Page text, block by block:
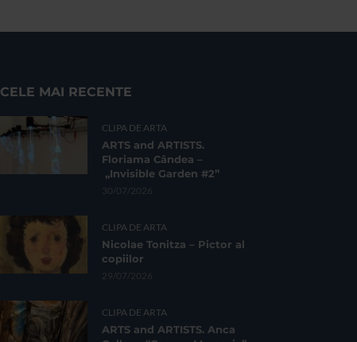
CELE MAI RECENTE
CLIPA DE ARTA
ARTS and ARTISTS.
Floriama Cândea –
„Invisible Garden #2”
30/07/2026
CLIPA DE ARTA
Nicolae Tonitza – Pictor al
copiilor
29/07/2026
CLIPA DE ARTA
ARTS and ARTISTS. Anca